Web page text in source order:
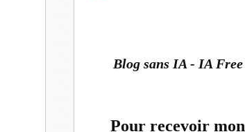
Blog sans IA - IA Free
Pour recevoir mon